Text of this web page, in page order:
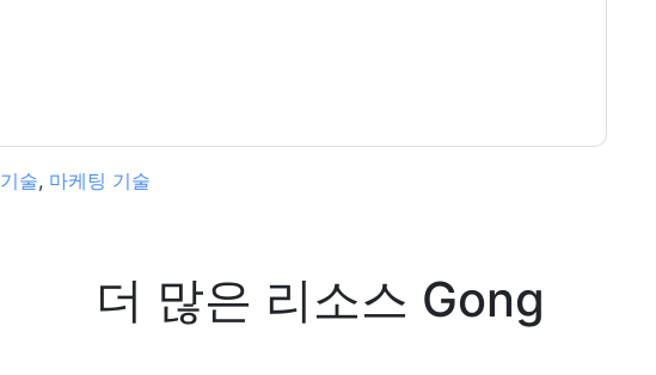
기술, 마케팅 기술
더 많은 리소스 Gong